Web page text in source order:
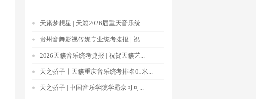
天籁梦想星 | 天籁2026届重庆音乐统...
贵州音舞影视传媒专业统考捷报 | 祝...
2026天籁音乐统考捷报 | 祝贺天籁艺...
天之骄子丨天籁重庆音乐统考排名01米...
天之骄子 | 中国音乐学院学霸佘可可...